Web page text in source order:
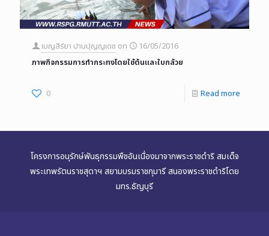
เบญสิร์ยา ปานปุญญเดช on
16/05/2016
ภาพกิจกรรมการทำกระทงโดยใช้ต้นและใบกล้วย
0 Read more
โครงการอนุรักษ์พันธุกรรมพืชอันเนื่องมาจากพระราชดำริ สมเด็จ
พระเทพรัตนราชสุดาฯ สยามบรมราชกุมารี สนองพระราชดำริโดย
มทร.ธัญบุรี